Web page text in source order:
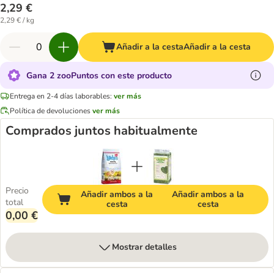
2,29 €
2,29 € / kg
Añadir a la cestaAñadir a la cesta
Gana 2 zooPuntos con este producto
Entrega en 2-4 días laborables: ver más
Política de devolucionesver más
Comprados juntos habitualmente
Precio
total
0,00 €
Añadir ambos a la
cesta
Añadir ambos a la
cesta
Mostrar detalles